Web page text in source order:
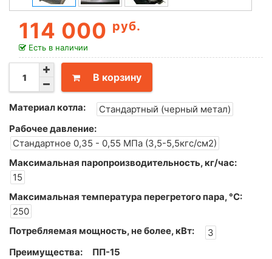
114 000 руб.
Есть в наличии
В корзину
Материал котла:
Стандартный (черный метал)
Рабочее давление:
Стандартное 0,35 - 0,55 МПа (3,5-5,5кгс/см2)
Максимальная паропроизводительность, кг/час:
15
Максимальная температура перегретого пара, °С:
250
Потребляемая мощность, не более, кВт:
3
Преимущества:
ПП-15